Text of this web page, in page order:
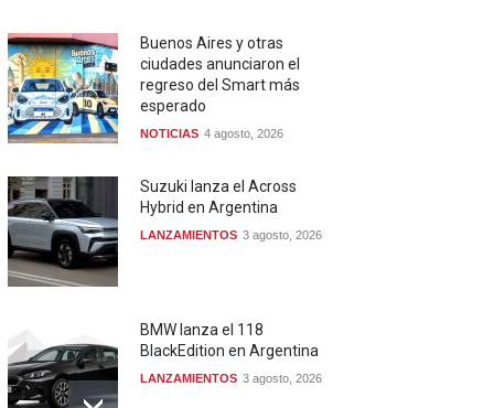
Buenos Aires y otras
ciudades anunciaron el
regreso del Smart más
esperado
NOTICIAS 4 agosto, 2026
Suzuki lanza el Across
Hybrid en Argentina
LANZAMIENTOS 3 agosto, 2026
BMW lanza el 118
BlackEdition en Argentina
LANZAMIENTOS 3 agosto, 2026